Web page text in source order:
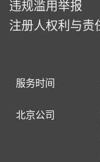
违规滥用举报
注册人权利与责
服务时间
北京公司